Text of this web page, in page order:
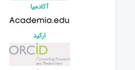
آکادمیا
ارکید